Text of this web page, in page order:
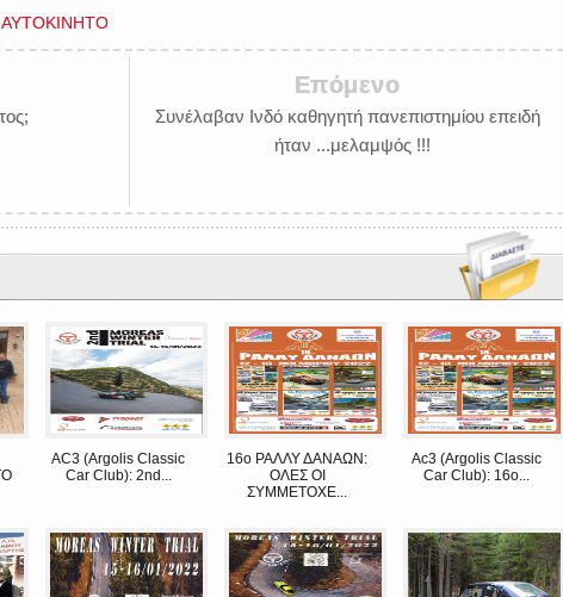
ΑΥΤΟΚΙΝΗΤΟ
Επόμενο
Συνέλαβαν Ινδό καθηγητή πανεπιστημίου επειδή
ήταν ...μελαμψός !!!
AC3 (Argolis Classic
Car Club): 2nd...
16o ΡΑΛΛΥ ΔΑΝΑΩΝ:
ΟΛΕΣ ΟΙ
ΣΥΜΜΕΤΟΧΕ...
Ac3 (Argolis Classic
Car Club): 16ο...